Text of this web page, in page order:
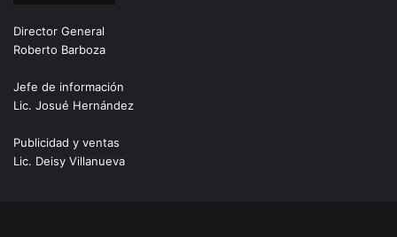
Director General
Roberto Barboza
Jefe de información
Lic. Josué Hernández
Publicidad y ventas
Lic. Deisy Villanueva